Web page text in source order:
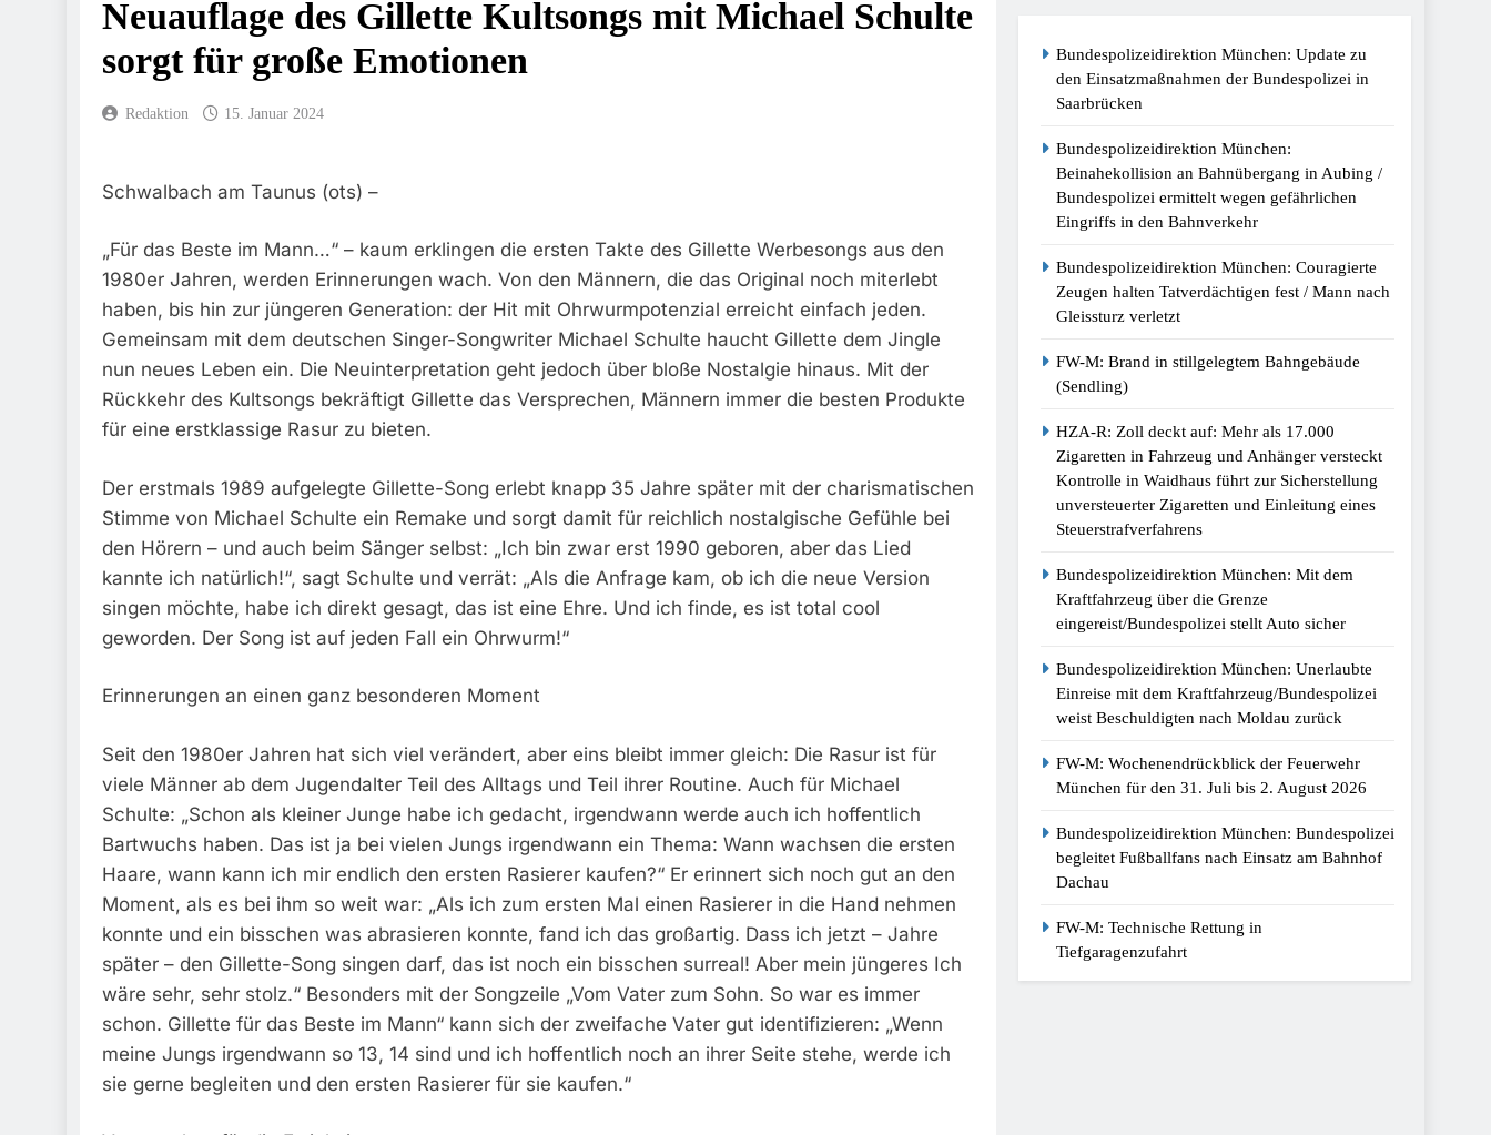
FW-M: Brand In Stillgelegtem Bahngebäude (Sendling)
5. August 2026
HZA-R: Zoll Deckt Auf: Mehr Als 17.000 Zigaretten In Fahrzeug Und Anhänger Versteckt Kontrolle In Waidhaus Führt Zur
Bundespolizeidirektion München: Mit Dem Kraftfahrzeug Über Die Grenze Eingereist/Bundespolizei Stellt Auto Sicher
Bundespolizeidirektion München: Unerlaubte Einreise Mit Dem Kraftfahrzeug/Bundespolizei Weist Beschuldigten Nach Moldau
3. August 2026
FW-M: Wochenendrückblick Der Feuerwehr München Für Den 31. Juli Bis 2. August 2026
3. August 2026
Bundespolizeidirektion München: Bundespolizei Begleitet Fußballfans Nach Einsatz Am Bahnhof Dachau
3. August 2026
FW-M: Technische Rettung In Tiefgaragenzufahrt
31. Juli 2026
Neuauflage des Gillette Kultsongs mit Michael Schulte
sorgt für große Emotionen
Redaktion 15. Januar 2024
Schwalbach am Taunus (ots) –
„Für das Beste im Mann…“ – kaum erklingen die ersten Takte des Gillette Werbesongs aus den
1980er Jahren, werden Erinnerungen wach. Von den Männern, die das Original noch miterlebt
haben, bis hin zur jüngeren Generation: der Hit mit Ohrwurmpotenzial erreicht einfach jeden.
Gemeinsam mit dem deutschen Singer-Songwriter Michael Schulte haucht Gillette dem Jingle
nun neues Leben ein. Die Neuinterpretation geht jedoch über bloße Nostalgie hinaus. Mit der
Rückkehr des Kultsongs bekräftigt Gillette das Versprechen, Männern immer die besten Produkte
für eine erstklassige Rasur zu bieten.
Der erstmals 1989 aufgelegte Gillette-Song erlebt knapp 35 Jahre später mit der charismatischen
Stimme von Michael Schulte ein Remake und sorgt damit für reichlich nostalgische Gefühle bei
den Hörern – und auch beim Sänger selbst: „Ich bin zwar erst 1990 geboren, aber das Lied
kannte ich natürlich!“, sagt Schulte und verrät: „Als die Anfrage kam, ob ich die neue Version
singen möchte, habe ich direkt gesagt, das ist eine Ehre. Und ich finde, es ist total cool
geworden. Der Song ist auf jeden Fall ein Ohrwurm!“
Erinnerungen an einen ganz besonderen Moment
Seit den 1980er Jahren hat sich viel verändert, aber eins bleibt immer gleich: Die Rasur ist für
viele Männer ab dem Jugendalter Teil des Alltags und Teil ihrer Routine. Auch für Michael
Schulte: „Schon als kleiner Junge habe ich gedacht, irgendwann werde auch ich hoffentlich
Bartwuchs haben. Das ist ja bei vielen Jungs irgendwann ein Thema: Wann wachsen die ersten
Haare, wann kann ich mir endlich den ersten Rasierer kaufen?“ Er erinnert sich noch gut an den
Moment, als es bei ihm so weit war: „Als ich zum ersten Mal einen Rasierer in die Hand nehmen
konnte und ein bisschen was abrasieren konnte, fand ich das großartig. Dass ich jetzt – Jahre
später – den Gillette-Song singen darf, das ist noch ein bisschen surreal! Aber mein jüngeres Ich
wäre sehr, sehr stolz.“ Besonders mit der Songzeile „Vom Vater zum Sohn. So war es immer
schon. Gillette für das Beste im Mann“ kann sich der zweifache Vater gut identifizieren: „Wenn
meine Jungs irgendwann so 13, 14 sind und ich hoffentlich noch an ihrer Seite stehe, werde ich
sie gerne begleiten und den ersten Rasierer für sie kaufen.“
Bundespolizeidirektion München: Update zu
den Einsatzmaßnahmen der Bundespolizei in
Saarbrücken
Bundespolizeidirektion München:
Beinahekollision an Bahnübergang in Aubing /
Bundespolizei ermittelt wegen gefährlichen
Eingriffs in den Bahnverkehr
Bundespolizeidirektion München: Couragierte
Zeugen halten Tatverdächtigen fest / Mann nach
Gleissturz verletzt
FW-M: Brand in stillgelegtem Bahngebäude
(Sendling)
HZA-R: Zoll deckt auf: Mehr als 17.000
Zigaretten in Fahrzeug und Anhänger versteckt
Kontrolle in Waidhaus führt zur Sicherstellung
unversteuerter Zigaretten und Einleitung eines
Steuerstrafverfahrens
Bundespolizeidirektion München: Mit dem
Kraftfahrzeug über die Grenze
eingereist/Bundespolizei stellt Auto sicher
Bundespolizeidirektion München: Unerlaubte
Einreise mit dem Kraftfahrzeug/Bundespolizei
weist Beschuldigten nach Moldau zurück
FW-M: Wochenendrückblick der Feuerwehr
München für den 31. Juli bis 2. August 2026
Bundespolizeidirektion München: Bundespolizei
begleitet Fußballfans nach Einsatz am Bahnhof
Dachau
FW-M: Technische Rettung in
Tiefgaragenzufahrt